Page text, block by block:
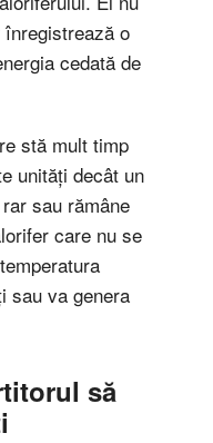
o
cedată de
stă mult timp
unități decât un
sau rămâne
care nu se
sau va genera
să